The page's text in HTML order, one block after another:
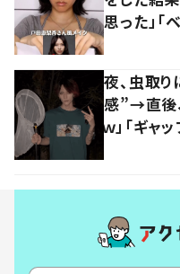
思った」「
夜、虫取
感”→直後
ｗ」「ギャ